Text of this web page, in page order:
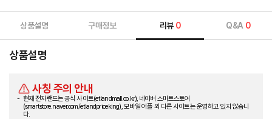
상품설명 구매정보 리뷰 0 Q&A 0
상품설명
사칭 주의 안내
현재 전자랜드는 공식 사이트(etlandmall.co.kr), 네이버 스마트스토어
(smartstore.naver.com/etlandpriceking), 모바일 어플 외 다른 사이트는 운영하고 있지 않습니
다.